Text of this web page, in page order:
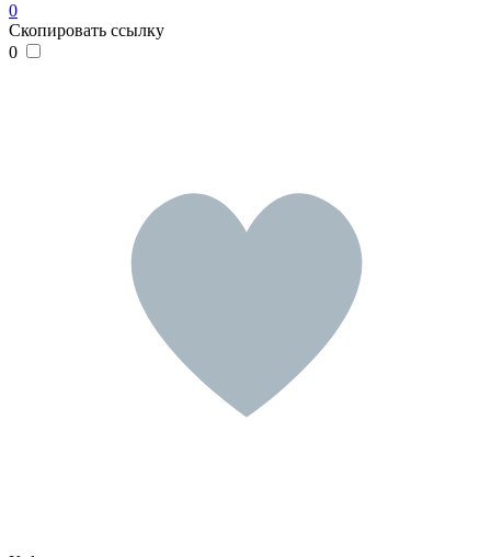
0
Скопировать ссылку
0